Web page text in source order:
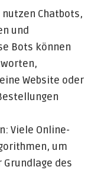
Chatbots,
und
Bots können
Website oder
Viele Online-
um
des